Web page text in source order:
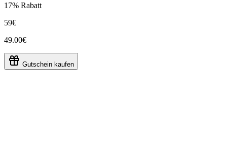
17% Rabatt
59€
49.00€
Gutschein kaufen